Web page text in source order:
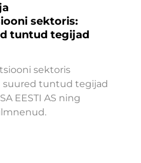
sektoris:
tuntud tegijad
sektoris
suured tuntud tegijad
EESTI AS ning